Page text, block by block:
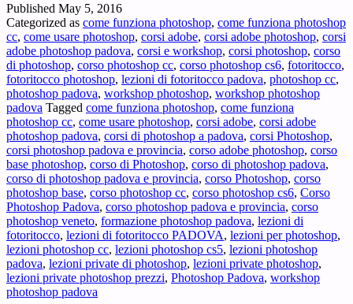
Fotoritocco
Adobe
Photoshop
Padova
–
Volevi
delle
lezioni
di
Fotoritocco
con
Adobe
Photoshop®
a
Padova
?
Published May 5, 2016
Categorized as come funziona photoshop, come funziona photoshop
cc, come usare photoshop, corsi adobe, corsi adobe photoshop, corsi
adobe photoshop padova, corsi e workshop, corsi photoshop, corso
di photoshop, corso photoshop cc, corso photoshop cs6, fotoritocco,
fotoritocco photoshop, lezioni di fotoritocco padova, photoshop cc,
photoshop padova, workshop photoshop, workshop photoshop
padova Tagged come funziona photoshop, come funziona
photoshop cc, come usare photoshop, corsi adobe, corsi adobe
photoshop padova, corsi di photoshop a padova, corsi Photoshop,
corsi photoshop padova e provincia, corso adobe photoshop, corso
base photoshop, corso di Photoshop, corso di photoshop padova,
corso di photoshop padova e provincia, corso Photoshop, corso
photoshop base, corso photoshop cc, corso photoshop cs6, Corso
Photoshop Padova, corso photoshop padova e provincia, corso
photoshop veneto, formazione photoshop padova, lezioni di
fotoritocco, lezioni di fotoritocco PADOVA, lezioni per photoshop,
lezioni photoshop cc, lezioni photoshop cs5, lezioni photoshop
padova, lezioni private di photoshop, lezioni private photoshop,
lezioni private photoshop prezzi, Photoshop Padova, workshop
photoshop padova